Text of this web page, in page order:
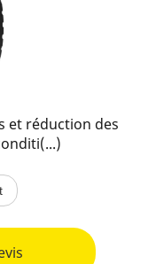
et réduction des